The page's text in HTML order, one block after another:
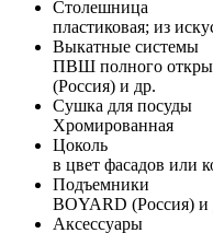
Столешница
пластиковая; из
Выкатные системы
ПВШ полного
(Россия) и др.
Сушка для посуды
Хромированная
Цоколь
в цвет фасадов или
Подъемники
BOYARD (Россия) и
Аксессуары